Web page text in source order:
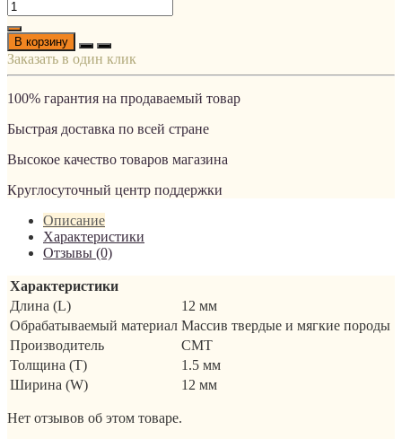
В корзину
Заказать в один клик
100% гарантия на продаваемый товар
Быстрая доставка по всей стране
Высокое качество товаров магазина
Круглосуточный центр поддержки
Описание
Характеристики
Отзывы (0)
Характеристики
Длина (L)
12 мм
Обрабатываемый материал Массив твердые и мягкие породы
Производитель
CMT
Толщина (T)
1.5 мм
Ширина (W)
12 мм
Нет отзывов об этом товаре.